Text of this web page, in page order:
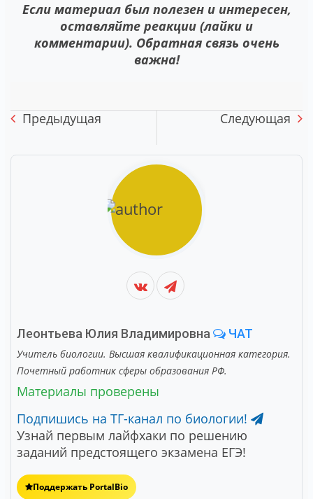
Если материал был полезен и интересен,
оставляйте реакции (лайки и
комментарии). Обратная связь очень
важна!
Предыдущая Следующая
Леонтьева Юлия Владимировна ЧАТ
Учитель биологии. Высшая квалификационная категория.
Почетный работник сферы образования РФ.
Материалы проверены
Подпишись на ТГ-канал по биологии!
Узнай первым лайфхаки по решению
заданий предстоящего экзамена ЕГЭ!
Поддержать PortalBio